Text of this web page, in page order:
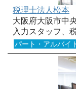
税理士法人松本
大阪府大阪市中
入力スタッフ、
パート・アルバイ